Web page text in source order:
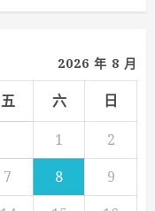
2026 年 8 月
五 六
日
1
2
7 8
9